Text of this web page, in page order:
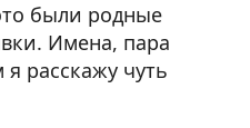
были родные
Имена, пара
расскажу чуть